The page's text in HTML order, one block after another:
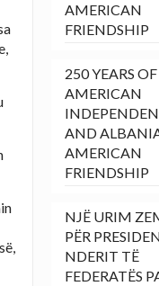
AMERICAN
FRIENDSHIP
250 YEARS OF
AMERICAN
AND
AMERICAN
FRIENDSHIP
NJË URIM
PËR
NDERIT TË
FEDERATËS